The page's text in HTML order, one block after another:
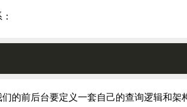
的前后台要定义一套自己的查询逻辑和